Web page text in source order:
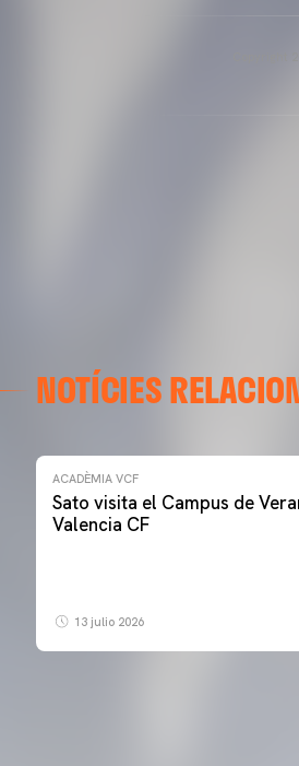
Copyright
NOTÍCIES
ACADÈMIA VCF
Sato visita el Campus de
Valencia CF
13 julio 2026